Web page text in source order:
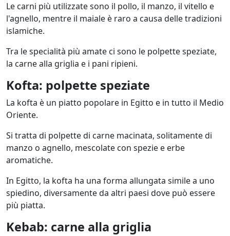
Le carni più utilizzate sono il pollo, il manzo, il vitello e
l'agnello, mentre il maiale è raro a causa delle tradizioni
islamiche.
Tra le specialità più amate ci sono le polpette speziate,
la carne alla griglia e i pani ripieni.
Kofta: polpette speziate
La kofta è un piatto popolare in Egitto e in tutto il Medio
Oriente.
Si tratta di polpette di carne macinata, solitamente di
manzo o agnello, mescolate con spezie e erbe
aromatiche.
In Egitto, la kofta ha una forma allungata simile a uno
spiedino, diversamente da altri paesi dove può essere
più piatta.
Kebab: carne alla griglia